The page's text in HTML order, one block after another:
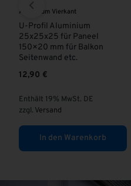
Aluminium Vierkant
U-Profil Aluminium
25x25x25 für Paneel
150×20 mm für Balkon
Seitenwand etc.
12,90 €
Enthält 19% MwSt. DE
zzgl. Versand
In den Warenkorb